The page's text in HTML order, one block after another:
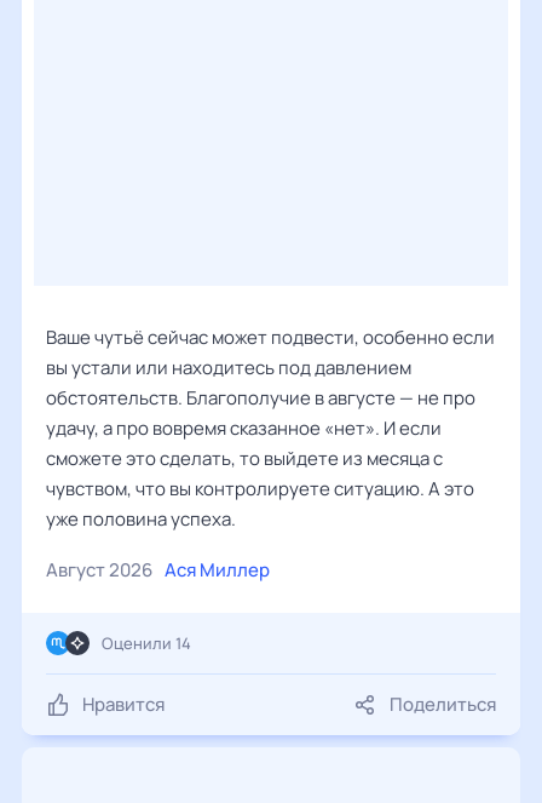
Ваше чутьё сейчас может подвести, особенно если
вы устали или находитесь под давлением
обстоятельств. Благополучие в августе — не про
удачу, а про вовремя сказанное «нет». И если
сможете это сделать, то выйдете из месяца с
чувством, что вы контролируете ситуацию. А это
уже половина успеха.
Август 2026 Ася Миллер
Нравится Поделиться
Оценили 14